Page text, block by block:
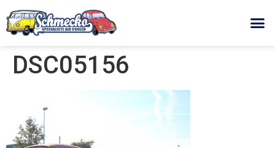
DSC05156